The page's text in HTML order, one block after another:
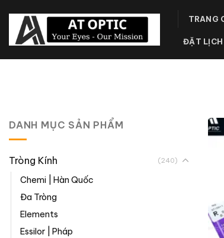
content
TRANG
ĐẶT LỊCH
DANH MỤC SẢN PHẨM
Tròng Kính (240)
Chemi | Hàn Quốc
Đa Tròng
Elements
Essilor | Pháp